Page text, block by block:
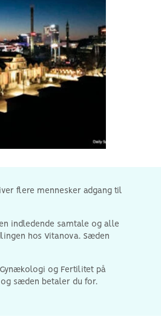
flere mennesker adgang til
indledende samtale og alle
hos Vitanova. Sæden
og Fertilitet på
sæden betaler du for.